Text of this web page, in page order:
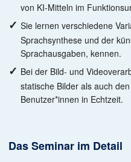
von KI-Mitteln im
Sie lernen verschiedene
Sprachsynthese und der
Sprachausgaben, kennen.
Bei der Bild- und
statische Bilder als auch
Benutzer*innen in Echtzeit.
Das Seminar im Detail